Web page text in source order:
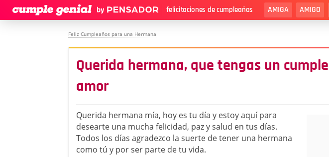
felicitaciones de cumpleaños AMIGA AMIGO
Feliz Cumpleaños para una Hermana
Querida hermana, que tengas un
amor
Querida hermana mía, hoy es tu día y estoy aquí para
desearte una mucha felicidad, paz y salud en tus días.
Todos los días agradezco la suerte de tener una hermana
como tú y por ser parte de tu vida.